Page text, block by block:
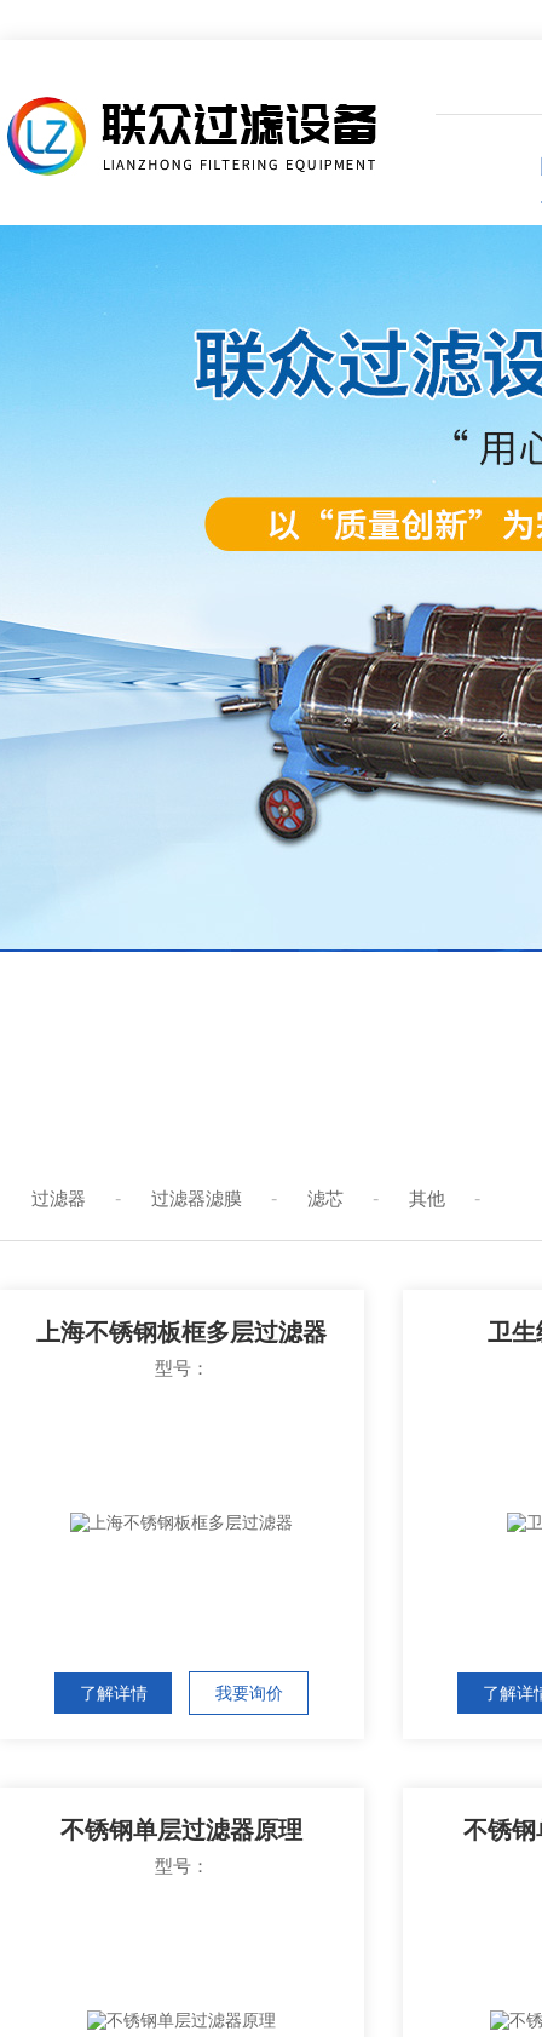
过滤器 - 过滤器滤膜 - 滤芯 - 其他 -
上海不锈钢板框多层过滤器
型号：
了解详情 我要询价
卫生
了解详
不锈钢单层过滤器原理
型号：
不锈